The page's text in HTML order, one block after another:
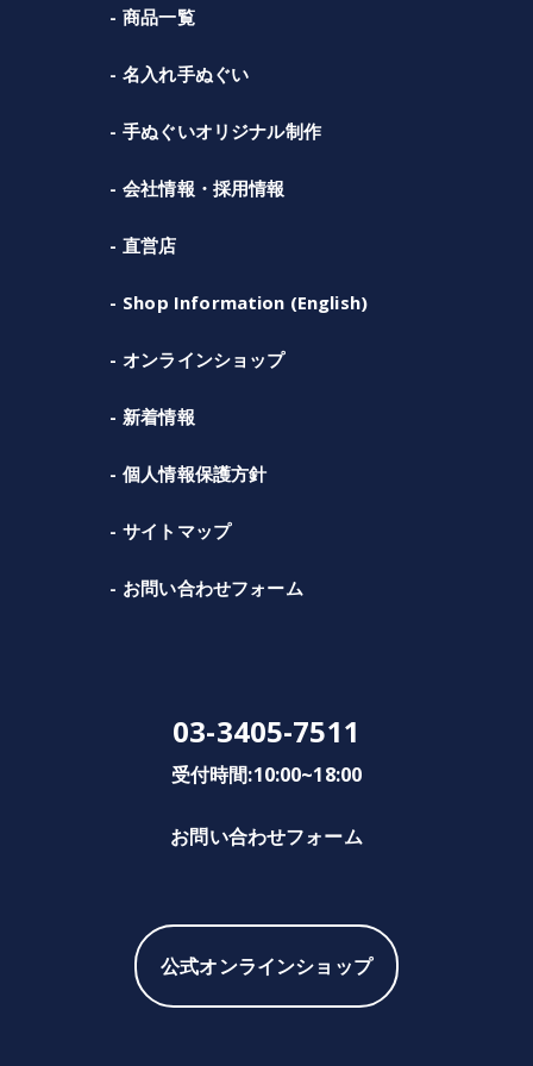
商品一覧
名入れ手ぬぐい
手ぬぐいオリジナル制作
会社情報・採用情報
直営店
Shop Information (English)
オンラインショップ
新着情報
個人情報保護方針
サイトマップ
お問い合わせフォーム
03-3405-7511
受付時間:10:00~18:00
お問い合わせフォーム
公式オンラインショップ